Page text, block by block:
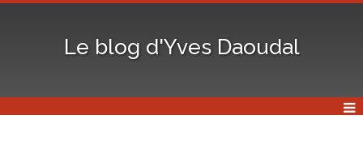
Le blog d'Yves Daoudal